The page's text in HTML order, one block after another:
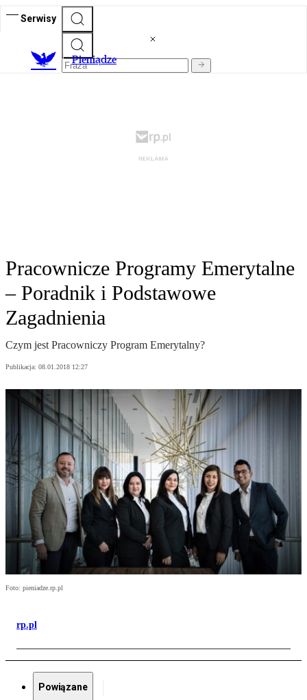
Serwisy
Pieniądze
Pracownicze Programy Emerytalne
– Poradnik i Podstawowe
Zagadnienia
Czym jest Pracowniczy Program Emerytalny?
Publikacja: 08.01.2018 12:27
Foto: pieniadze.rp.pl
rp.pl
Powiązane